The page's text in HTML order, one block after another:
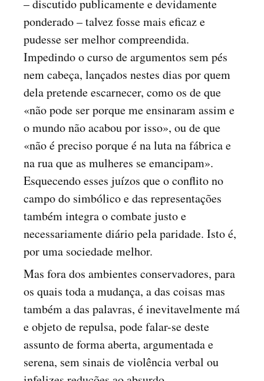
– discutido publicamente e devidamente
ponderado – talvez fosse mais eficaz e
pudesse ser melhor compreendida.
Impedindo o curso de argumentos sem pés
nem cabeça, lançados nestes dias por quem
dela pretende escarnecer, como os de que
«não pode ser porque me ensinaram assim e
o mundo não acabou por isso», ou de que
«não é preciso porque é na luta na fábrica e
na rua que as mulheres se emancipam».
Esquecendo esses juízos que o conflito no
campo do simbólico e das representações
também integra o combate justo e
necessariamente diário pela paridade. Isto é,
por uma sociedade melhor.
Mas fora dos ambientes conservadores, para
os quais toda a mudança, a das coisas mas
também a das palavras, é inevitavelmente má
e objeto de repulsa, pode falar-se deste
assunto de forma aberta, argumentada e
serena, sem sinais de violência verbal ou